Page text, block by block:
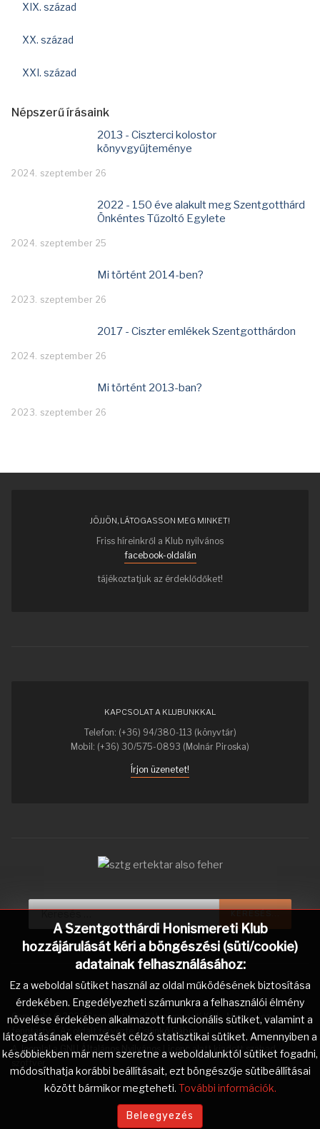
XIX. század
XX. század
XXI. század
Népszerű írásaink
2013 - Ciszterci kolostor
könyvgyűjteménye
2024. szeptember 26
2022 - 150 éve alakult meg Szentgotthárd
Önkéntes Tűzoltó Egylete
2024. szeptember 25
Mi történt 2014-ben?
2023. szeptember 26
2017 - Ciszter emlékek Szentgotthárdon
2024. szeptember 26
Mi történt 2013-ban?
2023. szeptember 26
A Szentgotthárdi Honismereti Klub
hozzájárulását kéri a böngészési (süti/cookie)
adatainak felhasználásához:
Ez a weboldal sütiket használ az oldal működésének biztosítása
érdekében. Engedélyezheti számunkra a felhasználói élmény
növelése érdekében alkalmazott funkcionális sütiket, valamint a
látogatásának elemzését célzó statisztikai sütiket. Amennyiben a
későbbiekben már nem szeretne a weboldalunktól sütiket fogadni,
módosíthatja korábbi beállításait, ezt böngészője sütibeállításai
között bármikor megteheti. További információk.
Beleegyezés
JÖJJÖN, LÁTOGASSON MEG MINKET!
Friss híreinkről a Klub nyilvános
facebook-oldalán
tájékoztatjuk az érdeklődőket!
KAPCSOLAT A KLUBUNKKAL
Telefon: (+36) 94/380-113 (könyvtár)
Mobil: (+36) 30/575-0893 (Molnár Piroska)
Írjon üzenetet!
Keresés...
Copyright © 2026 Szentgotthárdi Honismereti Klub. Minden jog
fenntartva. Az oldalt tervezte:Csilinkó Gábor.
A
Joomla! a GNU Általános Nyilvános Licenc
alatt kiadott szabad